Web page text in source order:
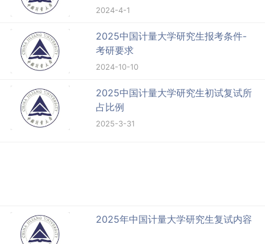
2024-4-1
2025中国计量大学研究生报考条件-
考研要求
2024-10-10
2025中国计量大学研究生初试复试所
占比例
2025-3-31
2025年中国计量大学研究生复试内容